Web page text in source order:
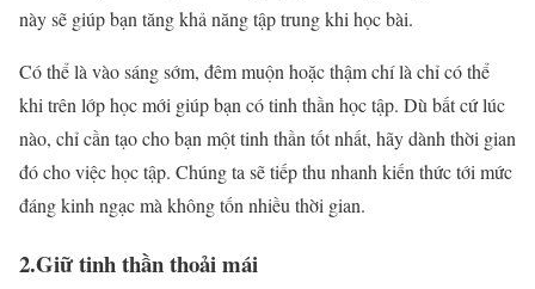
này sẽ giúp bạn tăng khả năng tập trung khi học bài.
Có thể là vào sáng sớm, đêm muộn hoặc thậm chí là chỉ có thể
khi trên lớp học mới giúp bạn có tinh thần học tập. Dù bất cứ lúc
nào, chỉ cần tạo cho bạn một tinh thần tốt nhất, hãy dành thời gian
đó cho việc học tập. Chúng ta sẽ tiếp thu nhanh kiến thức tới mức
đáng kinh ngạc mà không tốn nhiều thời gian.
2.Giữ tinh thần thoải mái